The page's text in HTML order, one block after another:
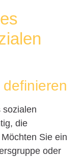
sozialen
die
Sie ein
oder